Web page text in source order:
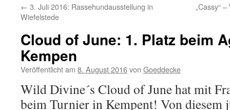
← 3. Juli 2016: Rassehundausstellung in
Wiefelstede
„Cassy“
Cloud of June: 1. Platz beim
Kempen
Veröffentlicht am 8. August 2016von Goeddecke
Wild Divine´s Cloud of June hat mit
beim Turnier in Kempent! Von diesem